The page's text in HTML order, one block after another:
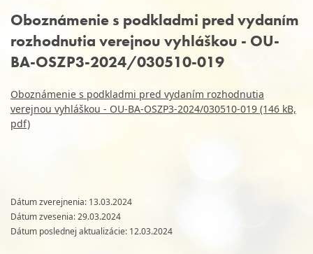
Oboznámenie s podkladmi pred vydaním
rozhodnutia verejnou vyhláškou - OU-
BA-OSZP3-2024/030510-019
Oboznámenie s podkladmi pred vydaním rozhodnutia
verejnou vyhláškou - OU-BA-OSZP3-2024/030510-019 (146 kB,
pdf)
Dátum zverejnenia: 13.03.2024
Dátum zvesenia: 29.03.2024
Dátum poslednej aktualizácie: 12.03.2024